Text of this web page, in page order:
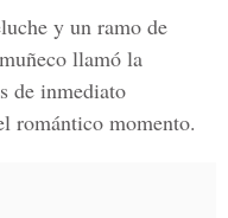
y un ramo de
llamó la
de inmediato
romántico momento.